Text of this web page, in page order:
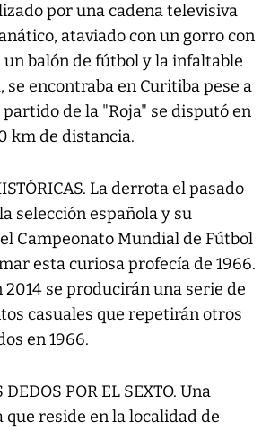
por una cadena televisiva
ataviado con un gorro con
un balón de fútbol y la infaltable
se encontraba en Curitiba pese a
de la "Roja" se disputó en
km de distancia.
La derrota el pasado
selección española y su
Campeonato Mundial de Fútbol
esta curiosa profecía de 1966.
2014 se producirán una serie de
casuales que repetirán otros
en 1966.
POR EL SEXTO. Una
reside en la localidad de